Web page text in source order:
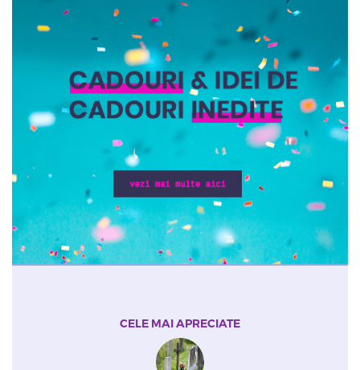
CELE MAI APRECIATE